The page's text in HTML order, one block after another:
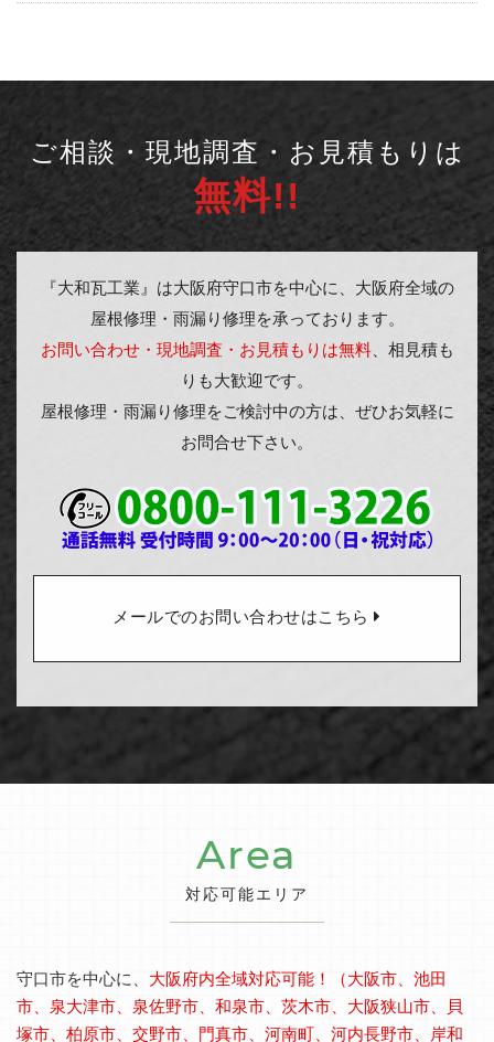
ご相談・現地調査・お見積もりは
無料!!
『大和瓦工業』は大阪府守口市を中心に、大阪府全域の
屋根修理・雨漏り修理を承っております。
お問い合わせ・現地調査・お見積もりは無料、相見積も
りも大歓迎です。
屋根修理・雨漏り修理をご検討中の方は、ぜひお気軽に
お問合せ下さい。
メールでのお問い合わせはこちら
Area
対応可能エリア
守口市を中心に、 大阪府内全域対応可能！（大阪市、池田
市、泉大津市、泉佐野市、和泉市、茨木市、大阪狭山市、貝
塚市、柏原市、交野市、門真市、河南町、河内長野市、岸和